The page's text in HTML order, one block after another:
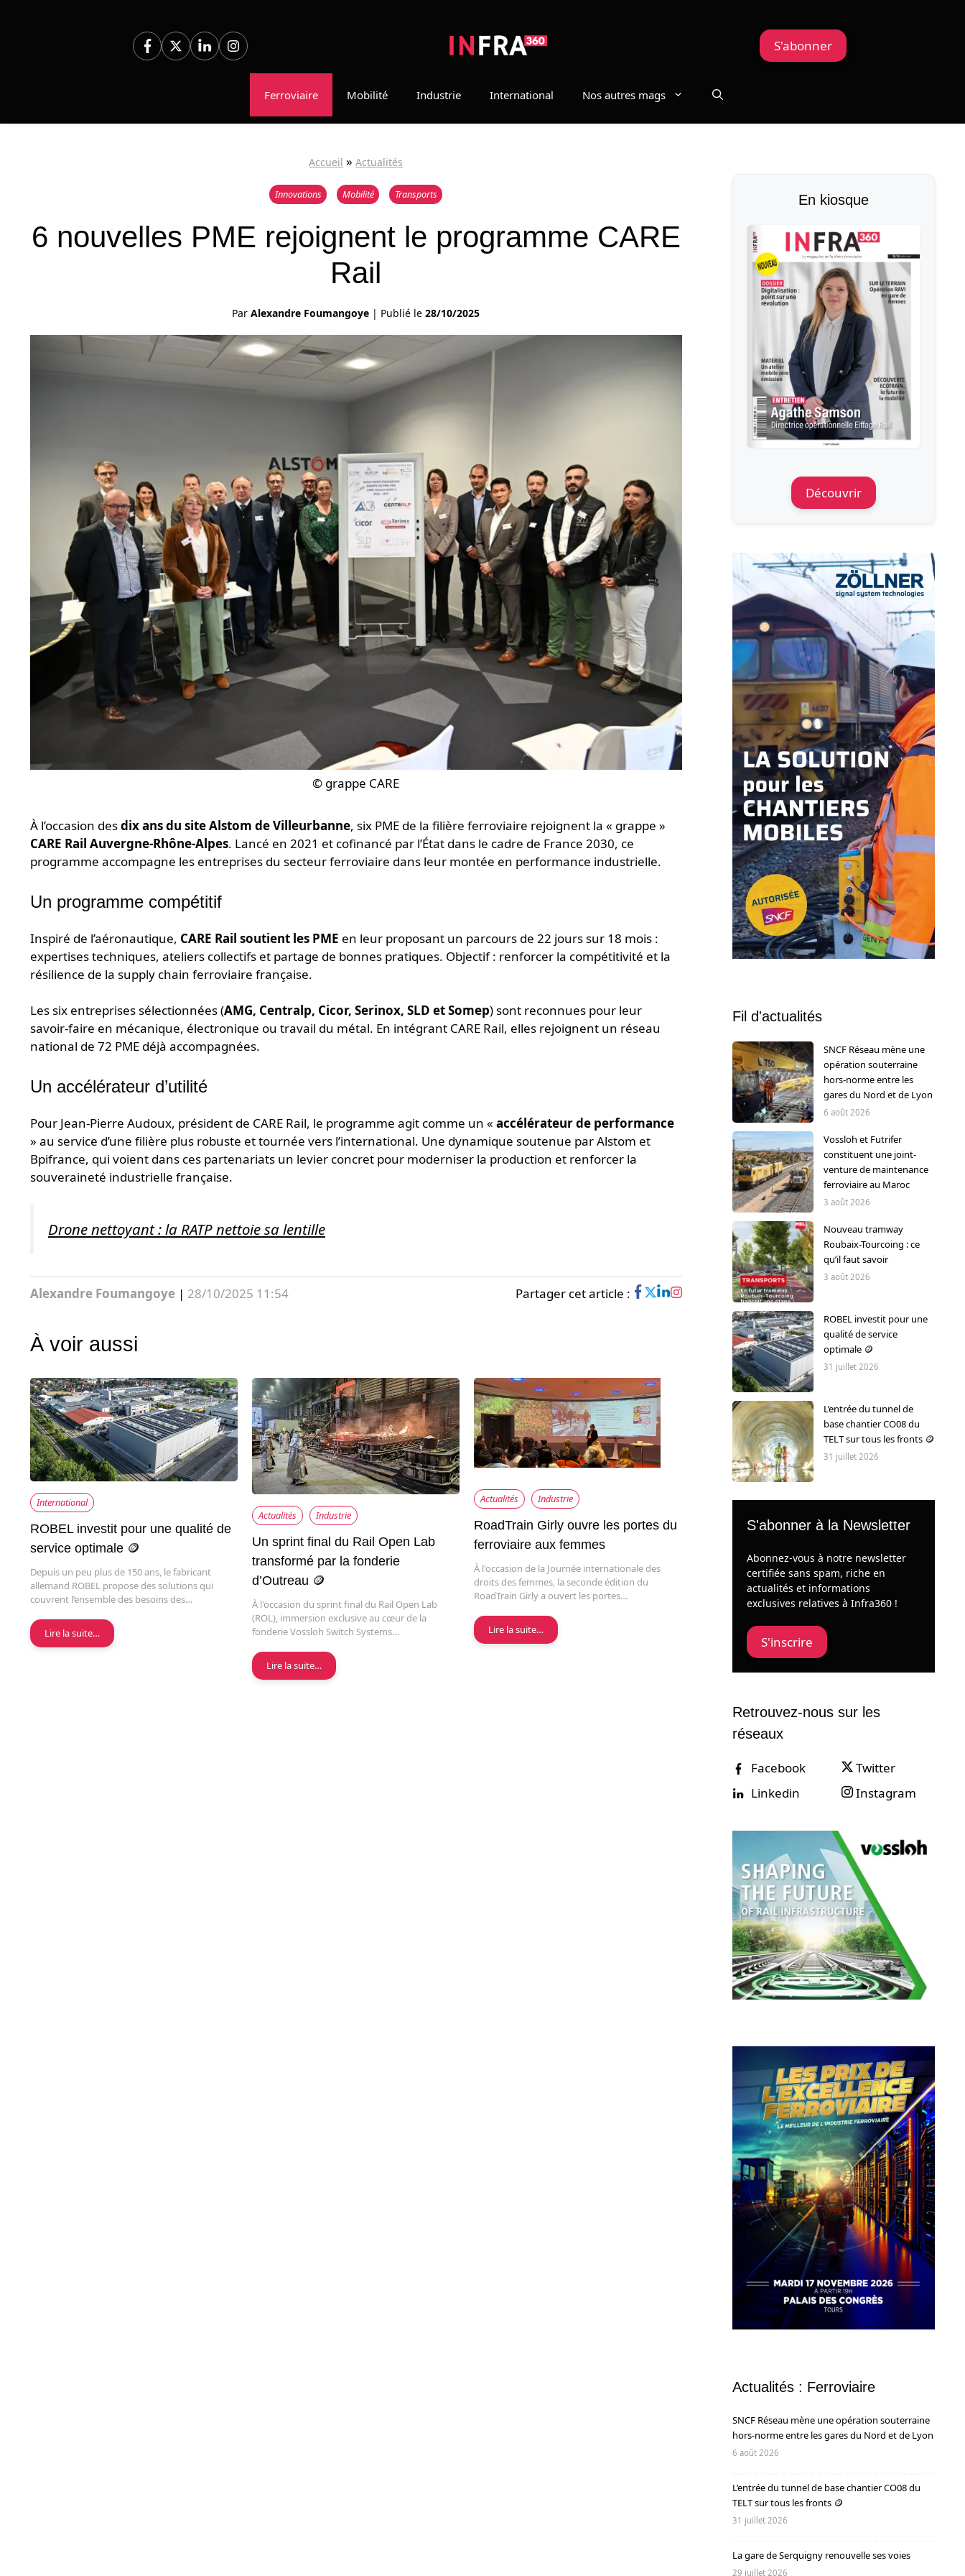
Ferroviaire Mobilité Industrie International Nos autres mags
S'abonner
Accueil »Actualités
Innovations Mobilité Transports
6 nouvelles PME rejoignent le programme CARE
Rail
ParAlexandre Foumangoye | Publié le28/10/2025
© grappe CARE
À l’occasion desdix ans du site Alstom de Villeurbanne, six PME de la filière ferroviaire rejoignent la « grappe »
CARE Rail Auvergne-Rhône-Alpes. Lancé en 2021 et cofinancé par l’État dans le cadre de France 2030, ce
programme accompagne les entreprises du secteur ferroviaire dans leur montée en performance industrielle.
Un programme compétitif
Inspiré de l’aéronautique, CARE Rail soutient les PME en leur proposant un parcours de 22 jours sur 18 mois :
expertises techniques, ateliers collectifs et partage de bonnes pratiques. Objectif : renforcer la compétitivité et la
résilience de la supply chain ferroviaire française.
Les six entreprises sélectionnées (AMG, Centralp, Cicor, Serinox, SLD et Somep) sont reconnues pour leur
savoir-faire en mécanique, électronique ou travail du métal. En intégrant CARE Rail, elles rejoignent un réseau
national de 72 PME déjà accompagnées.
Un accélérateur d’utilité
Pour Jean-Pierre Audoux, président de CARE Rail, le programme agit comme un « accélérateur de performance
» au service d’une filière plus robuste et tournée vers l’international. Une dynamique soutenue par Alstom et
Bpifrance, qui voient dans ces partenariats un levier concret pour moderniser la production et renforcer la
souveraineté industrielle française.
Drone nettoyant : la RATP nettoie sa lentille
Alexandre Foumangoye | 28/10/2025 11:54 Partager cet article :
À voir aussi
International
ROBEL investit pour une qualité de
service optimale 🪙
Depuis un peu plus de 150 ans, le fabricant
allemand ROBEL propose des solutions qui
couvrent l’ensemble des besoins des…
Lire la suite…
Actualités Industrie
Un sprint final du Rail Open Lab
transformé par la fonderie
d’Outreau 🪙
À l'occasion du sprint final du Rail Open Lab
(ROL), immersion exclusive au cœur de la
fonderie Vossloh Switch Systems…
Lire la suite…
Actualités Industrie
RoadTrain Girly ouvre les portes du
ferroviaire aux femmes
À l'occasion de la Journée internationale des
droits des femmes, la seconde édition du
RoadTrain Girly a ouvert les portes…
Lire la suite…
En kiosque
Découvrir
Fil d'actualités
SNCF Réseau mène une
opération souterraine
hors-norme entre les
gares du Nord et de Lyon
6 août 2026
Vossloh et Futrifer
constituent une joint-
venture de maintenance
ferroviaire au Maroc
3 août 2026
Nouveau tramway
Roubaix-Tourcoing : ce
qu’il faut savoir
3 août 2026
ROBEL investit pour une
qualité de service
optimale 🪙
31 juillet 2026
L’entrée du tunnel de
base chantier CO08 du
TELT sur tous les fronts 🪙
31 juillet 2026
S'abonner à la Newsletter
Abonnez-vous à notre newsletter
certifiée sans spam, riche en
actualités et informations
exclusives relatives à Infra360 !
S'inscrire
Retrouvez-nous sur les
réseaux
Facebook
Twitter
Linkedin
Instagram
Actualités : Ferroviaire
SNCF Réseau mène une opération souterraine
hors-norme entre les gares du Nord et de Lyon
6 août 2026
L’entrée du tunnel de base chantier CO08 du
TELT sur tous les fronts 🪙
31 juillet 2026
La gare de Serquigny renouvelle ses voies
29 juillet 2026